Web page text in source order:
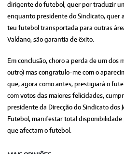
dirigente do futebol, quer por traduzir
enquanto presidente do Sindicato, quer
teu futebol transportada para outras
Valdano, são garantia de êxito.
Em conclusão, choro a perda de um dos
outro) mas congratulo-me com o
que, agora como antes, prestigiará o
com votos das maiores felicidades,
presidente da Direcção do Sindicato dos
Futebol, manifestar total disponibilidade
que afectam o futebol.